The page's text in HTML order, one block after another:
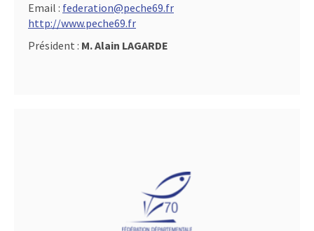
Email : federation@peche69.fr
http://www.peche69.fr
Président : M. Alain LAGARDE